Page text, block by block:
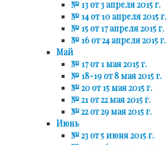
№ 13 от 3 апреля 2015 г.
№ 14 от 10 апреля 2015 г.
№ 15 от 17 апреля 2015 г.
№ 16 от 24 апреля 2015 г.
Май
№ 17 от 1 мая 2015 г.
№ 18-19 от 8 мая 2015 г.
№ 20 от 15 мая 2015 г.
№ 21 от 22 мая 2015 г.
№ 22 от 29 мая 2015 г.
Июнь
№ 23 от 5 июня 2015 г.